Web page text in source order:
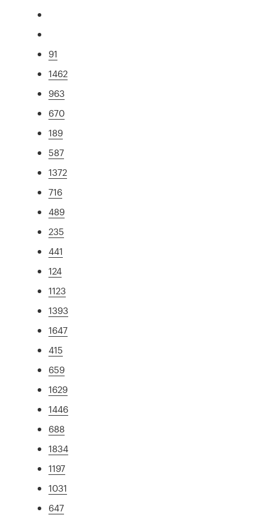
91
1462
963
670
189
587
1372
716
489
235
441
124
1123
1393
1647
415
659
1629
1446
688
1834
1197
1031
647